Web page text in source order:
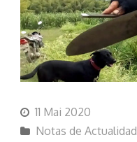
11 Mai 2020
Notas de Actualidad